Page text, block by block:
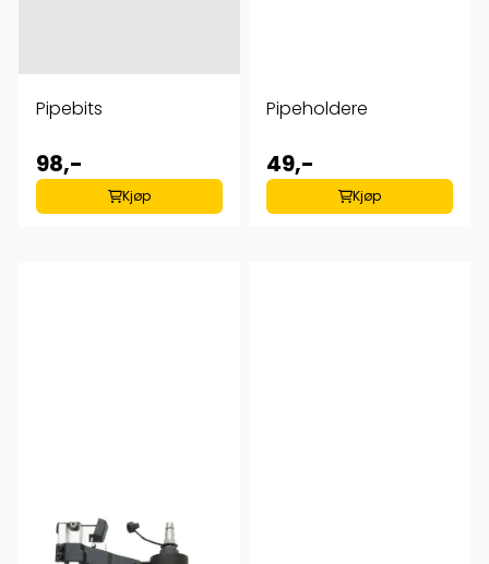
Pipebits
98,-
Kjøp
Pipeholdere
49,-
Kjøp